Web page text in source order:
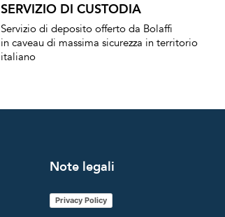
SERVIZIO DI CUSTODIA
Servizio di deposito offerto da Bolaffi
in caveau di massima sicurezza in territorio
italiano
Note legali
Privacy Policy